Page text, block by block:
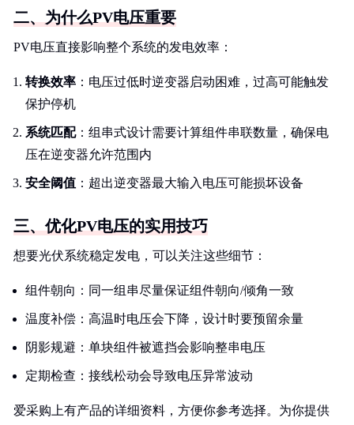
二、为什么PV电压重要
PV电压直接影响整个系统的发电效率：
转换效率 ：电压过低时逆变器启动困难，过高可能触发
保护停机
系统匹配：组串式设计需要计算组件串联数量，确保电
压在逆变器允许范围内
安全阈值 ：超出逆变器最大输入电压可能损坏设备
三、优化PV电压的实用技巧
想要光伏系统稳定发电，可以关注这些细节：
组件朝向：同一组串尽量保证组件朝向/倾角一致
温度补偿：高温时电压会下降，设计时要预留余量
阴影规避：单块组件被遮挡会影响整串电压
定期检查：接线松动会导致电压异常波动
爱采购上有产品的详细资料，方便你参考选择。为你提供